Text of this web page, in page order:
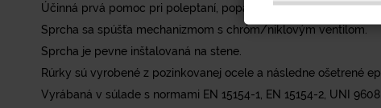
Účinná prvá pomoc pri poleptaní, popálení alebo obarení.
Sprcha sa spúšťa mechanizmom s chróm/niklovým ventilom.
Sprcha je pevne inštalovaná na stene.
Rúrky sú vyrobené z pozinkovanej ocele a následne ošetrené
Vyrábaná v súlade s normami EN 15154-1, EN 15154-2, UNI